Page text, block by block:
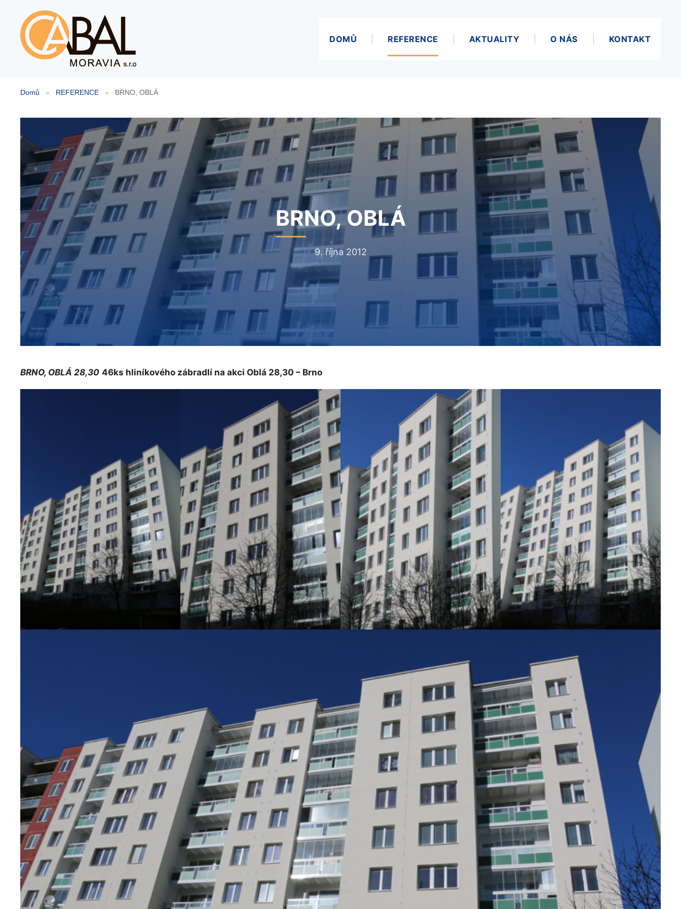
obsah
DOMŮ REFERENCE AKTUALITY O NÁS KONTAKT
Domů » REFERENCE » BRNO, OBLÁ
BRNO, OBLÁ
9. října 2012
BRNO, OBLÁ 28,30 46ks hliníkového zábradlí na akci Oblá 28,30 – Brno